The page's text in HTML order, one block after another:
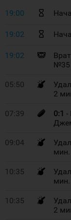
19:00
19:02
19:02
№35
05:50
2
07:39 0:1 -
09:04
10:35
10:35
2